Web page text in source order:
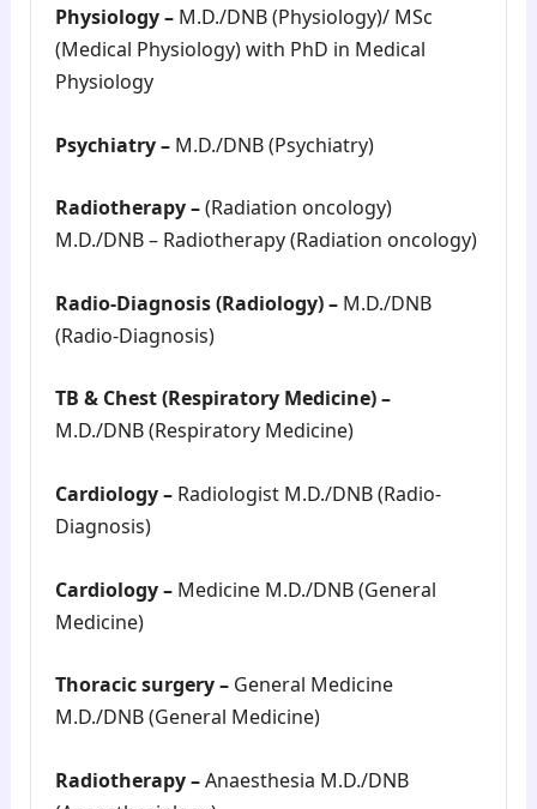
Physiology –M.D./DNB (Physiology)/ MSc
(Medical Physiology) with PhD in Medical
Physiology
Psychiatry –M.D./DNB (Psychiatry)
Radiotherapy –(Radiation oncology)
M.D./DNB – Radiotherapy (Radiation oncology)
Radio-Diagnosis (Radiology) –M.D./DNB
(Radio-Diagnosis)
TB & Chest (Respiratory Medicine) –
M.D./DNB (Respiratory Medicine)
Cardiology –Radiologist M.D./DNB (Radio-
Diagnosis)
Cardiology –Medicine M.D./DNB (General
Medicine)
Thoracic surgery –General Medicine
M.D./DNB (General Medicine)
Radiotherapy –Anaesthesia M.D./DNB